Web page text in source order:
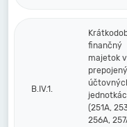
B.IV.1.
finančný
majetok v
(251A,
256A,